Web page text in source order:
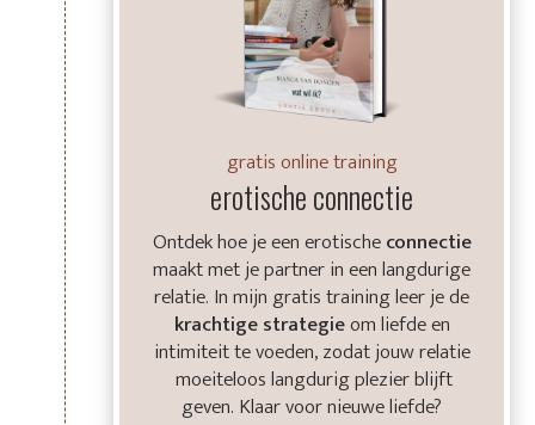
gratis online training
erotische connectie
Ontdek hoe je een erotischeconnectie
maakt met je partner in een langdurige
relatie. In mijn gratis training leer je de
krachtige strategieom liefde en
intimiteit te voeden, zodat jouw relatie
moeiteloos langdurig plezier blijft
geven. Klaar voor nieuwe liefde?